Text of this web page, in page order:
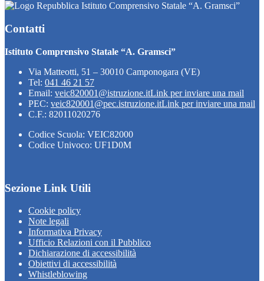
Istituto Comprensivo Statale “A. Gramsci”
Contatti
Istituto Comprensivo Statale “A. Gramsci”
Via Matteotti, 51 – 30010 Camponogara (VE)
Tel: 041 46 21 57
Email: veic820001@istruzione.itLink per inviare una mail
PEC: veic820001@pec.istruzione.itLink per inviare una mail
C.F.: 82011020276
Codice Scuola: VEIC82000
Codice Univoco: UF1D0M
Sezione Link Utili
Cookie policy
Note legali
Informativa Privacy
Ufficio Relazioni con il Pubblico
Dichiarazione di accessibilità
Obiettivi di accessibilità
Whistleblowing